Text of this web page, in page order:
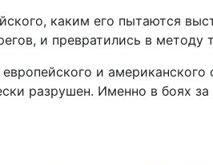
каким его пытаются
и превратились в методу
и
разрушен. Именно в боях